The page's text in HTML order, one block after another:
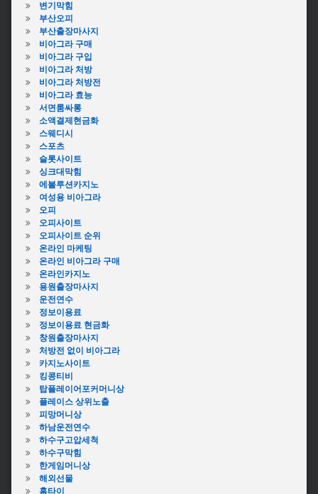
변기막힘
부산오피
부산출장마사지
비아그라 구매
비아그라 구입
비아그라 처방
비아그라 처방전
비아그라 효능
서면룸싸롱
소액결제현금화
스웨디시
스포츠
슬롯사이트
싱크대막힘
에볼루션카지노
여성용 비아그라
오피
오피사이트
오피사이트 순위
온라인 마케팅
온라인 비아그라 구매
온라인카지노
용원출장마사지
운전연수
정보이용료
정보이용료 현금화
창원출장마사지
처방전 없이 비아그라
카지노사이트
킹콩티비
탑플레이어포커머니상
플레이스 상위노출
피망머니상
하남운전연수
하수구고압세척
하수구막힘
한게임머니상
해외선물
홈타이